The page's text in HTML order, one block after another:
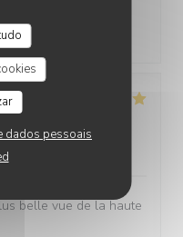
dados pessoais
et agréable. Qualité
quality_price
belle vue de la haute